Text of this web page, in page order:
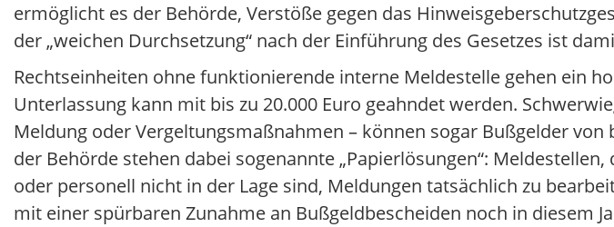
ermöglicht es der Behörde, Verstöße gegen das
der „weichen Durchsetzung“ nach der Einführung des Gesetzes ist
Rechtseinheiten ohne funktionierende interne Meldestelle gehen ein
Unterlassung kann mit bis zu 20.000 Euro geahndet werden.
Meldung oder Vergeltungsmaßnahmen – können sogar Bußgelder von
der Behörde stehen dabei sogenannte „Papierlösungen“:
oder personell nicht in der Lage sind, Meldungen tatsächlich zu
mit einer spürbaren Zunahme an Bußgeldbescheiden noch in diesem